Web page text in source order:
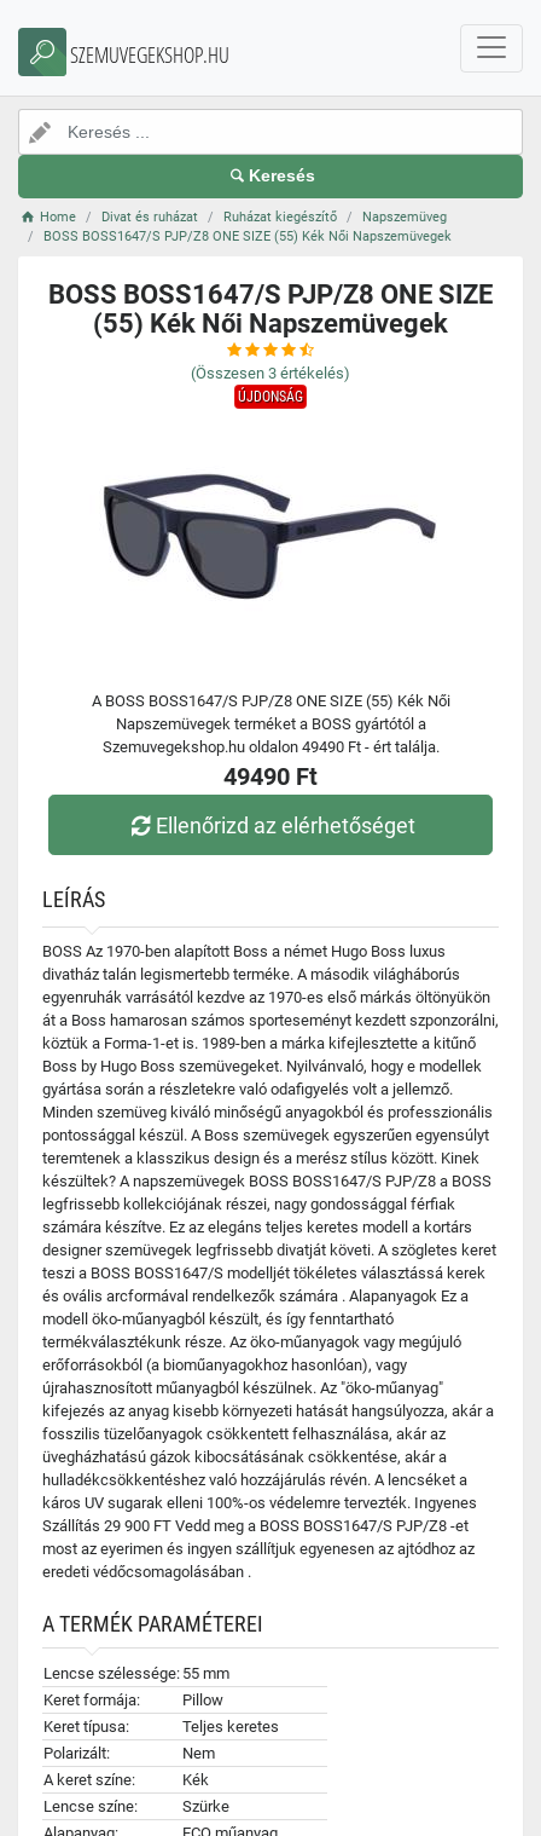
SZEMUVEGEKSHOP.HU
Keresés
Home Divat és ruházat Ruházat kiegészítő
Napszemüveg
BOSS BOSS1647/S PJP/Z8 ONE SIZE (55) Kék Női Napszemüvegek
BOSS BOSS1647/S PJP/Z8 ONE SIZE
(55) Kék Női Napszemüvegek
(Összesen 3 értékelés)
ÚJDONSÁG
A BOSS BOSS1647/S PJP/Z8 ONE SIZE (55) Kék Női
Napszemüvegek terméket a BOSS gyártótól a
Szemuvegekshop.hu oldalon 49490 Ft - ért találja.
49490 Ft
Ellenőrizd az elérhetőséget
LEÍRÁS
BOSS Az 1970-ben alapított Boss a német Hugo Boss luxus
divatház talán legismertebb terméke. A második világháborús
egyenruhák varrásától kezdve az 1970-es első márkás öltönyükön
át a Boss hamarosan számos sporteseményt kezdett szponzorálni,
köztük a Forma-1-et is. 1989-ben a márka kifejlesztette a kitűnő
Boss by Hugo Boss szemüvegeket. Nyilvánvaló, hogy e modellek
gyártása során a részletekre való odafigyelés volt a jellemző.
Minden szemüveg kiváló minőségű anyagokból és professzionális
pontossággal készül. A Boss szemüvegek egyszerűen egyensúlyt
teremtenek a klasszikus design és a merész stílus között. Kinek
készültek? A napszemüvegek BOSS BOSS1647/S PJP/Z8 a BOSS
legfrissebb kollekciójának részei, nagy gondossággal férfiak
számára készítve. Ez az elegáns teljes keretes modell a kortárs
designer szemüvegek legfrissebb divatját követi. A szögletes keret
teszi a BOSS BOSS1647/S modelljét tökéletes választássá kerek
és ovális arcformával rendelkezők számára . Alapanyagok Ez a
modell öko-műanyagból készült, és így fenntartható
termékválasztékunk része. Az öko-műanyagok vagy megújuló
erőforrásokból (a bioműanyagokhoz hasonlóan), vagy
újrahasznosított műanyagból készülnek. Az "öko-műanyag"
kifejezés az anyag kisebb környezeti hatását hangsúlyozza, akár a
fosszilis tüzelőanyagok csökkentett felhasználása, akár az
üvegházhatású gázok kibocsátásának csökkentése, akár a
hulladékcsökkentéshez való hozzájárulás révén. A lencséket a
káros UV sugarak elleni 100%-os védelemre tervezték. Ingyenes
Szállítás 29 900 FT Vedd meg a BOSS BOSS1647/S PJP/Z8 -et
most az eyerimen és ingyen szállítjuk egyenesen az ajtódhoz az
eredeti védőcsomagolásában .
A TERMÉK PARAMÉTEREI
Lencse szélessége: 55 mm
Keret formája:
Pillow
Keret típusa:
Teljes keretes
Polarizált:
Nem
A keret színe:
Kék
Lencse színe:
Szürke